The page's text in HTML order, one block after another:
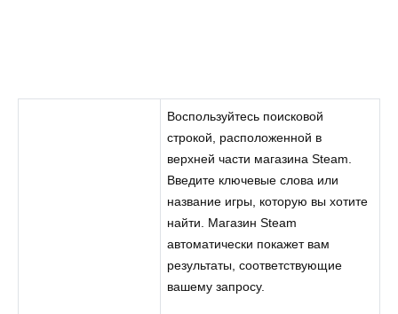
Воспользуйтесь поисковой
строкой, расположенной в
верхней части магазина Steam.
Введите ключевые слова или
название игры, которую вы хотите
найти. Магазин Steam
автоматически покажет вам
результаты, соответствующие
вашему запросу.